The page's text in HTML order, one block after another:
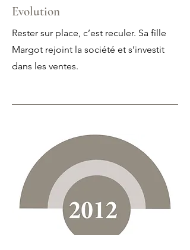
Evolution
Rester sur place, c’est reculer. Sa fille
Margot rejoint la société et s’investit
dans les ventes.